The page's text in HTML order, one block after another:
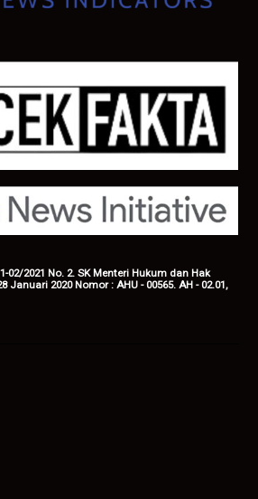
02/2021 No. 2. SK Menteri Hukum dan Hak
Januari 2020 Nomor : AHU - 00565. AH - 02.01,